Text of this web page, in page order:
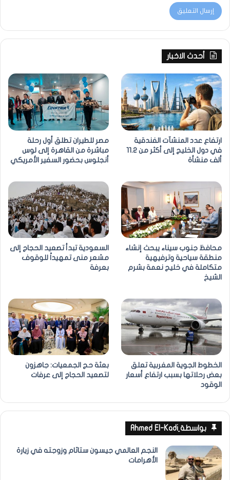
أحدث الاخبار
ارتفاع عدد المنشآت الفندقية
في دول الخليج إلى أكثر من 11.2
ألف منشأة
مصر للطيران تطلق أول رحلة
مباشرة من القاهرة إلى لوس
أنجلوس بحضور السفير الأمريكي
محافظ جنوب سيناء يبحث إنشاء
منطقة سياحية وترفيهية
متكاملة في خليج نعمة بشرم
الشيخ
السعودية تبدأ تصعيد الحجاج إلى
مشعر منى تمهيداً للوقوف
بعرفة
الخطوط الجوية المغربية تعلق
بعض رحلاتها بسبب ارتفاع أسعار
الوقود
بعثة حج الجمعيات: جاهزون
لتصعيد الحجاج إلى عرفات
بواسطة ِAhmed El-Kadi
النجم العالمي جيسون ستاثام وزوجته في زيارة
الأهرامات